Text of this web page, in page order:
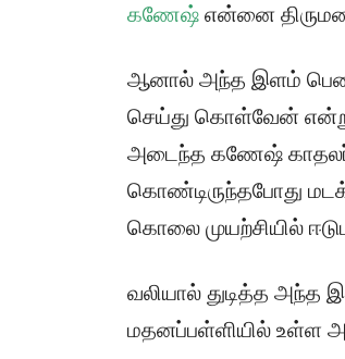
கணேஷ் என்னை
ஆனால் அந்த இளம் பெண்
செய்து கொள்வேன் என்று
அடைந்த கணேஷ் காதலர்
கொண்டிருந்தபோது
கொலை முயற்சியில்
வலியால் துடித்த
மதனப்பள்ளியில் உள்ள